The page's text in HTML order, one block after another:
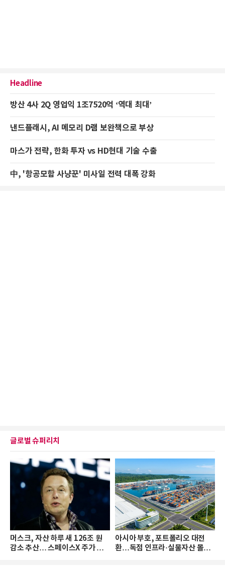
Headline
방산 4사 2Q 영업익 1조7520억 ‘역대 최대’
낸드플래시, AI 메모리 D램 보완책으로 부상
마스가 전략, 한화 투자 vs HD현대 기술 수출
中, '항공모함 사냥꾼' 미사일 전력 대폭 강화
글로벌 슈퍼리치
머스크, 자산 하루 새 126조 원
감소 추산… 스페이스X 주가 하
아시아 부호, 포트폴리오 대전
환…독점 인프라·실물자산 몰린